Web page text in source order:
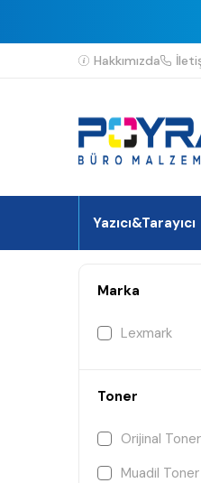
Hakkımızda
Yazıcı&Tarayıcı
Marka
Lexmark
Toner
Orijinal Toner
Muadil Toner